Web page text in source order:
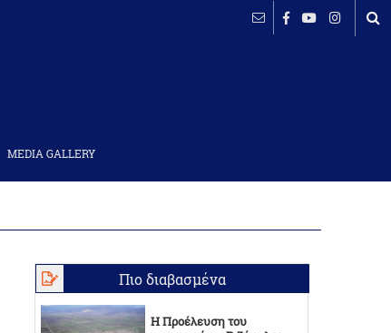
MEDIA GALLERY
Πιο διαβασμένα
Η Προέλευση του